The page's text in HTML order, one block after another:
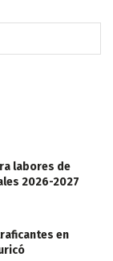
labores de
2026-2027
en